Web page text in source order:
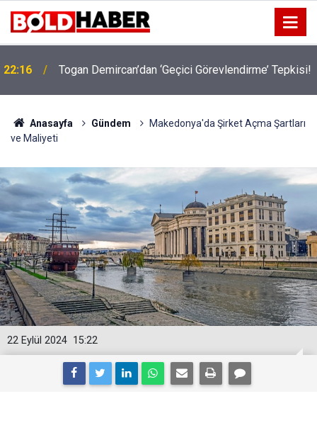
22:16 Togan Demircan’dan ‘Geçici Görevlendirme’ Tepkisi!
19:32 Sıcak Havalarda Ödem Şikayetini Hafife Almayın!
Anasayfa Gündem
Makedonya'da Şirket Açma Şartları
ve Maliyeti
15:22
22 Eylül 2024